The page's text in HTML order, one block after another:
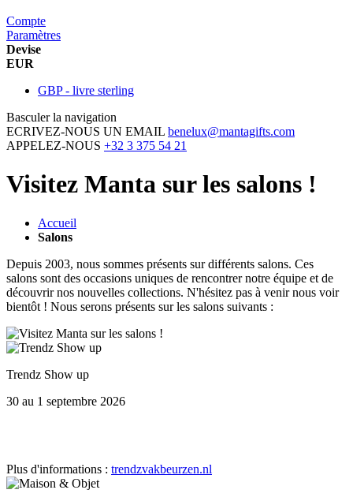
Compte
Paramètres
Devise
EUR
GBP - livre sterling
Basculer la navigation
ECRIVEZ-NOUS UN EMAIL benelux@mantagifts.com
APPELEZ-NOUS +32 3 375 54 21
Visitez Manta sur les salons !
Accueil
Salons
Depuis 2003, nous sommes présents sur différents salons. Ces
salons sont des occasions uniques de rencontrer notre équipe et de
découvrir nos nouvelles collections. N'hésitez pas à venir nous voir
bientôt ! Nous serons présents sur les salons suivants :
Trendz Show up
30 au 1 septembre 2026
Plus d'informations : trendzvakbeurzen.nl